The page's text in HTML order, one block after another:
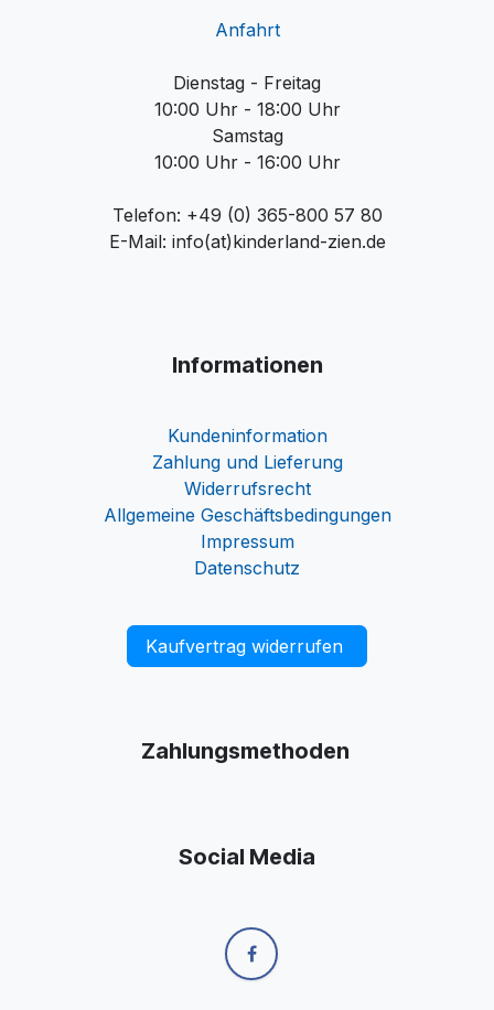
Anfahrt
Dienstag - Freitag
10:00 Uhr - 18:00 Uhr
Samstag
10:00 Uhr - 16:00 Uhr
Telefon: +49 (0) 365-800 57 80
E-Mail: info(at)kinderland-zien.de
Informationen
Kundeninformation
Zahlung und Lieferung
Widerrufsrecht
Allgemeine Geschäftsbedingungen
Impressum
Datenschutz
Kaufvertrag widerrufen
Zahlungsmethoden
Social Media